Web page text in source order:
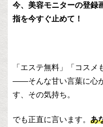
今、美容モニターの登録
指を今すぐ止めて！
「エステ無料」「コスメ
——そんな甘い言葉に心
す、その気持ち。
でも正直に言います。 あ